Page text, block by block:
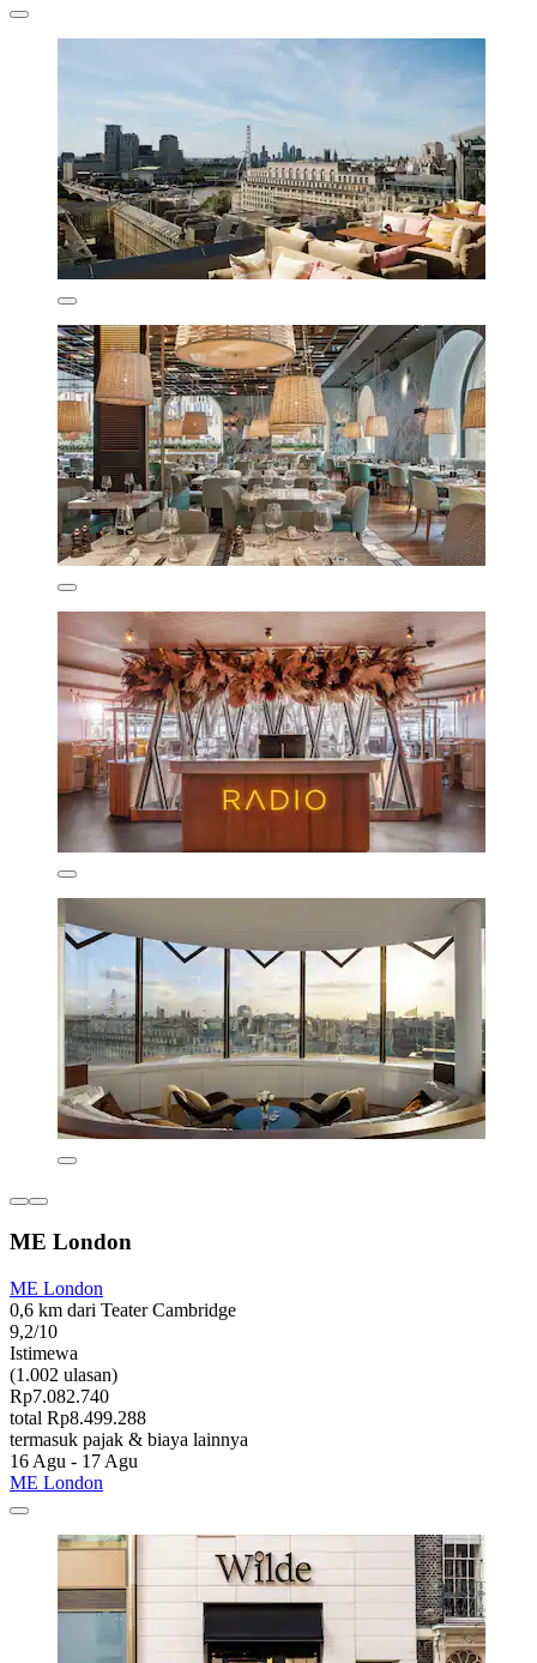
ME London
ME London
0,6 km dari Teater Cambridge
9,2/10
Istimewa
(1.002 ulasan)
Rp7.082.740
total Rp8.499.288
termasuk pajak & biaya lainnya
16 Agu - 17 Agu
ME London